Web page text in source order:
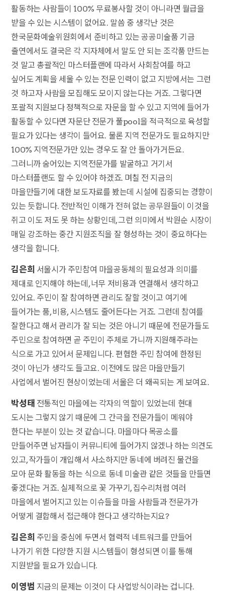
활동하는 사람들이 100% 무료봉사할 것이 아니라면 월급을
받을 수 있는 시스템이 없어요. 말씀 중 생각난 것은
한국문화예술위원회에서 준비하고 있는 공공미술품 기금
출연에서도 결국은 각 지자체에서 말도 안 되는 조각품 만드는
것 말고 총괄적인 마스터플랜에 따라서 사회참여를 하고
싶어도 계획을 세울 수 있는 전문 인력이 없고 지방에서는 그런
것 하고자 사람을 모집해도 모이지 않는다는 거죠. 그렇다면
포괄적 지원보다 정책적으로 자문을 할 수 있고 지역에 들어가
활동할 수 있다면 자문단 전문가 풀pool을 적극적으로 육성할
필요가 있다는 생각이 들어요. 물론 지역 전문가도 필요하지만
100% 지역전문가만 있는 경우도 잘 안 돌아가거든요.
그러니까 숨어있는 지역전문가를 발굴하고 거기서
마스터플랜도 할 수 있어야 하겠죠. 며칠 전 지금의
마을만들기에 대한 보도자료를 봤는데 시설에 집중되는 경향이
있는 듯합니다. 전반적인 이해가 전혀 없는 공무원들이 이것을
쥐고 이도 저도 못 하는 상황인데, 그런 의미에서 박원순 시장이
매일 강조하는 중간 지원조직을 잘 형성하는 것이 중요하다는
생각을 합니다.
김은희 서울시가 주민참여 마을공동체의 필요성과 의미를
제대로 인지해야 하는데, 너무 저비용과 연결해서 생각하고
있어요. 주민이 잘 참여하면 관리도 잘할 것이고 여기에
들어가는 품, 비용, 시스템도 줄어든다는 거죠. 그런데 참여를
잘한다고 해서 관리가 잘 되는 것은 아니기 때문에 전문가들도
주민으로 참여하면 곧 주민이 주체로 가니까 지원해주라는
식으로 가고 있어서 문제입니다. 편협한 주민 참여에 한정된
것이 아닌가 생각도 들고요. 이전에도 많은 마을만들기
사업에서 벌어진 현상이었는데 서울은 더 왜곡되는 게 보여요.
박성태 전통적인 마을에는 각자의 역할이 있었는데 현대
도시는 그렇지 않기 때문에 그 간극을 전문가들이 메워야
한다는 부분이 있는 것 같습니다. 마을마다 목공소를
만들어주면 남자들이 커뮤니티에 들어가지 않겠나 하는 의견도
있고, 작가들이 개입해서 사소하지만 동네에 버려진 물건을
모아 문화 활동을 하는 식으로 동네 미술관 같은 것들을 만들면
좋겠다는 거죠. 실제적으로 꽃 가꾸기, 집수리처럼 여러
마을에서 벌어지고 있는 이슈들을 마을 사람들과 전문가가
어떻게 결합해서 접근해야 한다고 생각하는지요?
김은희 주민을 중심에 두면서 협력적 네트워크를 만들어
나가기 위한 다양한 지원 시스템들이 형성되면 이를 통해
지원받을 필요가 있습니다.
이영범 지금의 문제는 이것이 다 사업방식이라는 겁니다.